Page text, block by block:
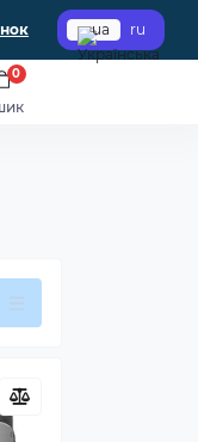
ua ru
0